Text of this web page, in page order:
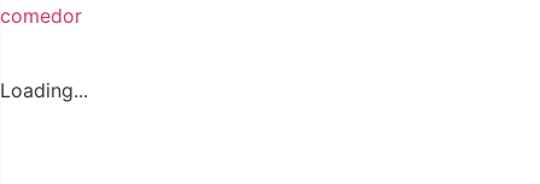
comedor
Loading...